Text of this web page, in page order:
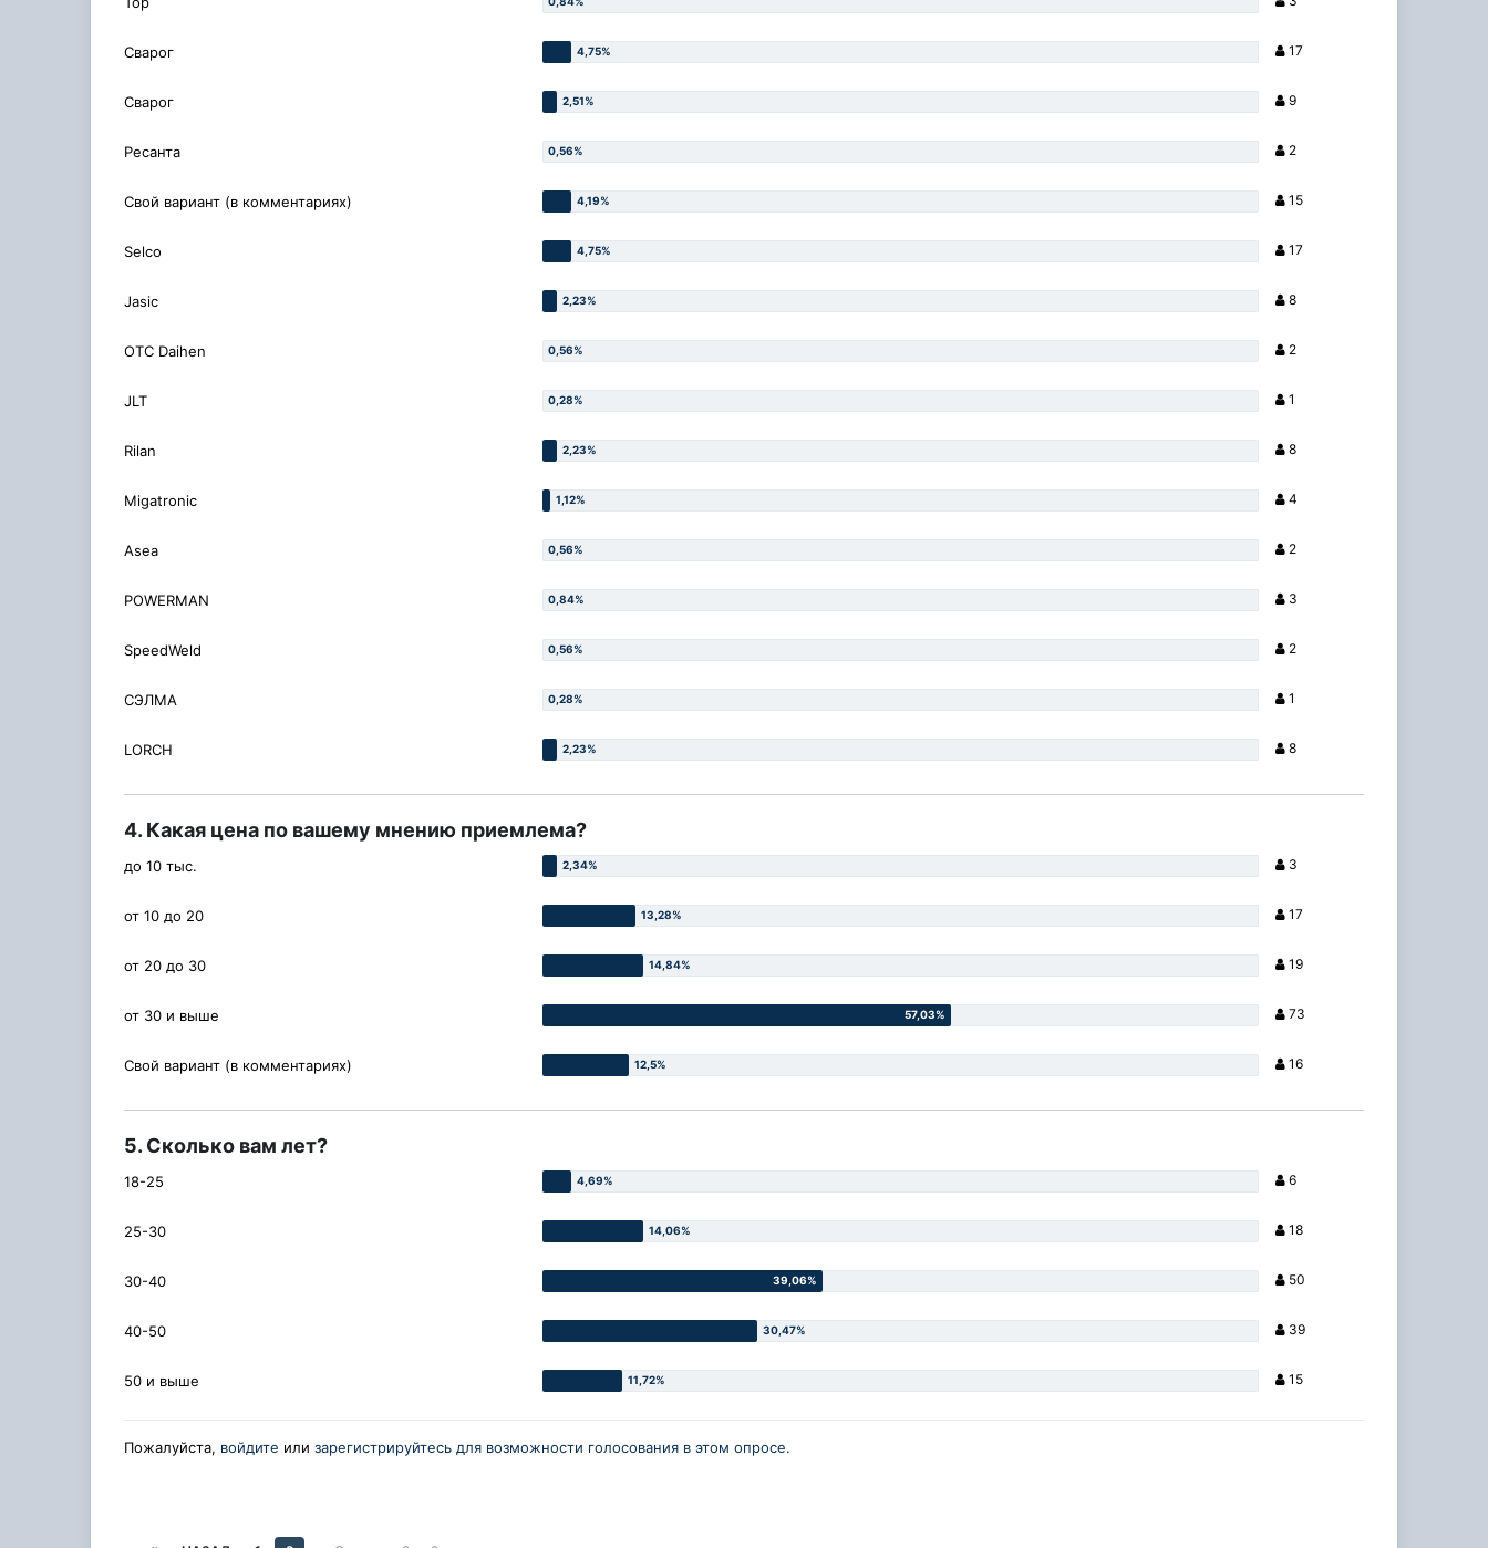
Сварог 17
Сварог 9
Ресанта 2
Свой вариант (в комментариях) 15
Selco 17
Jasic 8
OTС Daihen 2
JLT 1
Rilan 8
Migatronic 4
Asea 2
POWERMAN 3
SpeedWeld 2
СЭЛМА 1
LORCH 8
4. Какая цена по вашему мнению приемлема?
до 10 тыс. 3
от 10 до 20 17
от 20 до 30 19
от 30 и выше 73
Свой вариант (в комментариях) 16
5. Сколько вам лет?
18-25 6
25-30 18
30-40 50
40-50 39
50 и выше 15
Пожалуйста, войдите илизарегистрируйтесь для возможности голосования в этом опросе.